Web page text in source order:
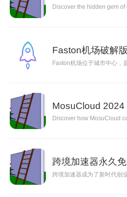
Discover the hidden gem
Faston机场破解版
Faston机场位于城市中心，
MosuCloud 2024
Discover how MosuCloud
跨境加速器永久
跨境加速器成为了新时代创